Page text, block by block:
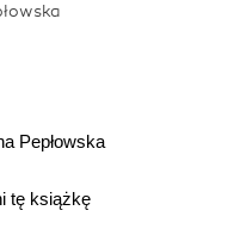
Pepłowska
tę książkę